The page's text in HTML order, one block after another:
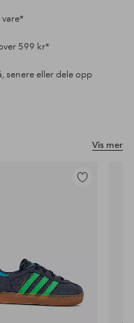
vare*
599 kr*
senere eller dele opp
Vis mer
Legg